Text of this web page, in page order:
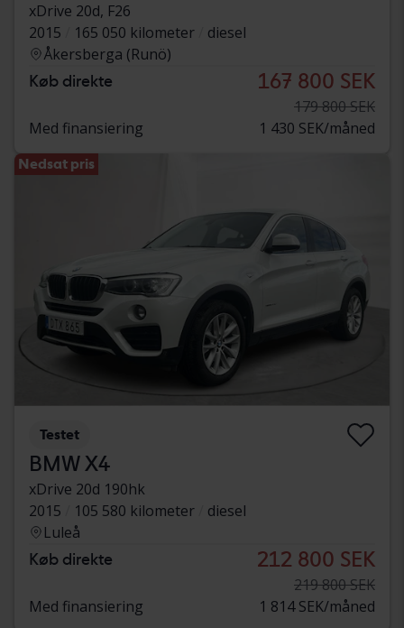
xDrive 20d, F26
2015
165 050 kilometer
diesel
Åkersberga (Runö)
Køb direkte 167 800 SEK
179 800 SEK
Med finansiering
1 430 SEK/måned
Nedsat pris
Testet
BMW X4
xDrive 20d 190hk
2015
105 580 kilometer
diesel
Luleå
Køb direkte 212 800 SEK
219 800 SEK
Med finansiering
1 814 SEK/måned